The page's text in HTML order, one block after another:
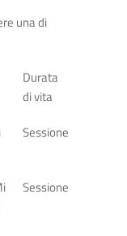
una di
Durata
di vita
Sessione
Sessione